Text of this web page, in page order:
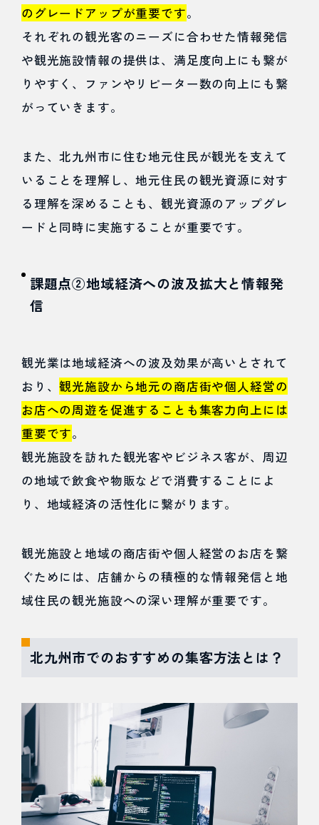
のグレードアップが重要です。
それぞれの観光客のニーズに合わせた情報発信
や観光施設情報の提供は、満足度向上にも繋が
りやすく、ファンやリピーター数の向上にも繋
がっていきます。
また、北九州市に住む地元住民が観光を支えて
いることを理解し、地元住民の観光資源に対す
る理解を深めることも、観光資源のアップグレ
ードと同時に実施することが重要です。
課題点②地域経済への波及拡大と情報発
信
観光業は地域経済への波及効果が高いとされて
おり、観光施設から地元の商店街や個人経営の
お店への周遊を促進することも集客力向上には
重要です。
観光施設を訪れた観光客やビジネス客が、周辺
の地域で飲食や物販などで消費することによ
り、地域経済の活性化に繋がります。
観光施設と地域の商店街や個人経営のお店を繋
ぐためには、店舗からの積極的な情報発信と地
域住民の観光施設への深い理解が重要です。
北九州市でのおすすめの集客方法とは？